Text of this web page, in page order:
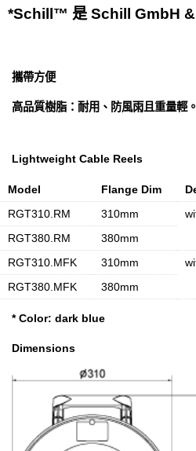
*Schill™ 是 Schill GmbH &
攜帶方便
高品質樹脂：耐用、防風雨且重量輕。
Lightweight Cable Reels
Model Flange Dim
RGT310.RM
310mm
RGT380.RM
380mm
RGT310.MFK
310mm
RGT380.MFK
380mm
* Color: dark blue
Dimensions